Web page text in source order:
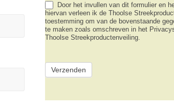
Door het invullen van dit formulier en
hiervan verleen ik de Thoolse
toestemming om van de bovenstaande
te maken zoals omschreven in het
Thoolse Streekproductenveiling.